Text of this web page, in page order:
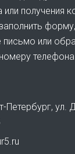
или получения
письмо или
телефона
Петербург, ул.